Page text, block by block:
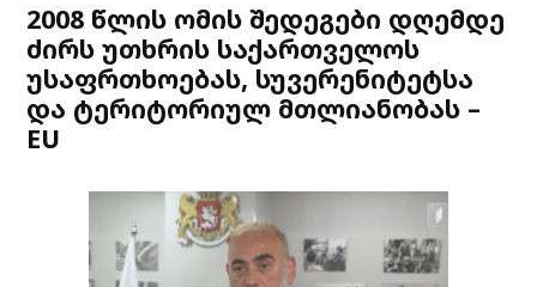
2008 წლის ომის შედეგები დღემდე
ძირს უთხრის საქართველოს
უსაფრთხოებას, სუვერენიტეტსა
და ტერიტორიულ მთლიანობას –
EU